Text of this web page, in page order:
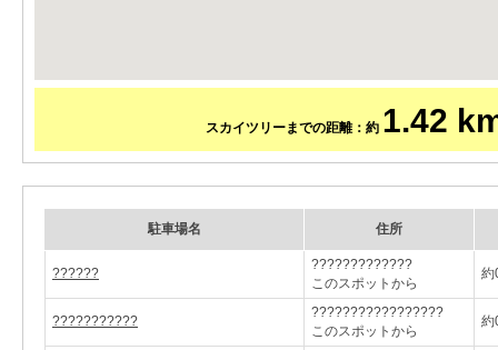
スカイツリーまでの距離：約 1.42
駐車場名 住所
??????
?????????????
このスポットから
約
???????????
?????????????????
このスポットから
約